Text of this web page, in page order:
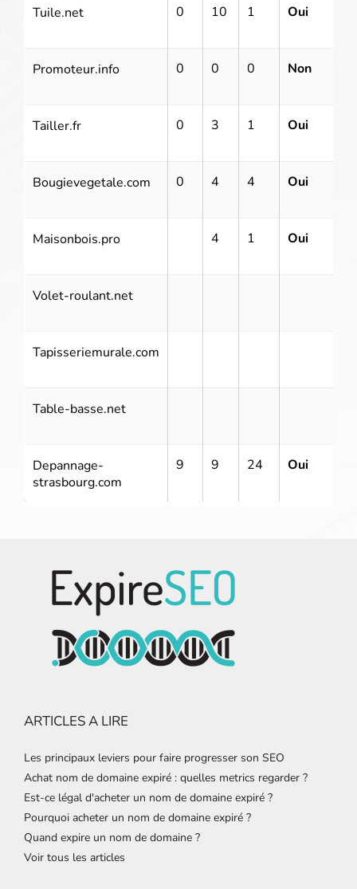
Tuile.net 0 10 1 Oui
Promoteur.info 0 0 0 Non
Tailler.fr 0 3 1 Oui
Bougievegetale.com 0 4 4 Oui
Maisonbois.pro 4 1 Oui
Volet-roulant.net
Tapisseriemurale.com
Table-basse.net
Depannage-
strasbourg.com
9 9 24 Oui
ARTICLES A LIRE
Les principaux leviers pour faire progresser son SEO
Achat nom de domaine expiré : quelles metrics regarder ?
Est-ce légal d'acheter un nom de domaine expiré ?
Pourquoi acheter un nom de domaine expiré ?
Quand expire un nom de domaine ?
Voir tous les articles